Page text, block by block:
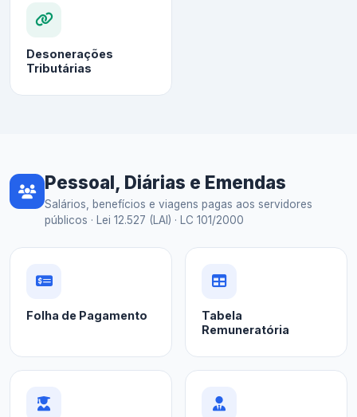
Desonerações
Tributárias
Pessoal, Diárias e Emendas
Salários, benefícios e viagens pagas aos servidores
públicos · Lei 12.527 (LAI) · LC 101/2000
Folha de Pagamento
Tabela
Remuneratória